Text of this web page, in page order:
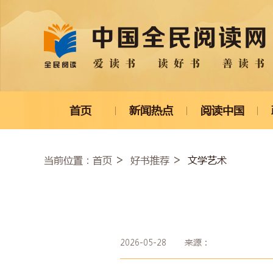
首页 新闻热点 阅读中国
当前位置： 首页 好书推荐 文学艺术
2026-05-28 来源：